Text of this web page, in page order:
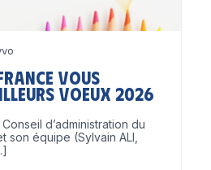
France vous
voeux 2026
d’administration du
son équipe (Sylvain ALI,